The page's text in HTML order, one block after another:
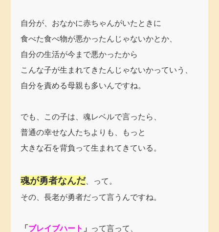
自分が、おなかに赤ちゃんがいたときに
食べた食べ物が悪かったんじゃないかとか、
自分の生活が今まで悪かったから
こんな子が生まれてきたんじゃないかっていう、
自分を責める母親も多いんですね。
でも、この子は、魂レベルで言ったら、
普通の幸せな人たちよりも、もっと
大きな石を背負って生まれてきている。
魂が勇者なんだ、って。
その、長老が勇者だって言うんですね。
「 ブレイブハート 」 って言って、